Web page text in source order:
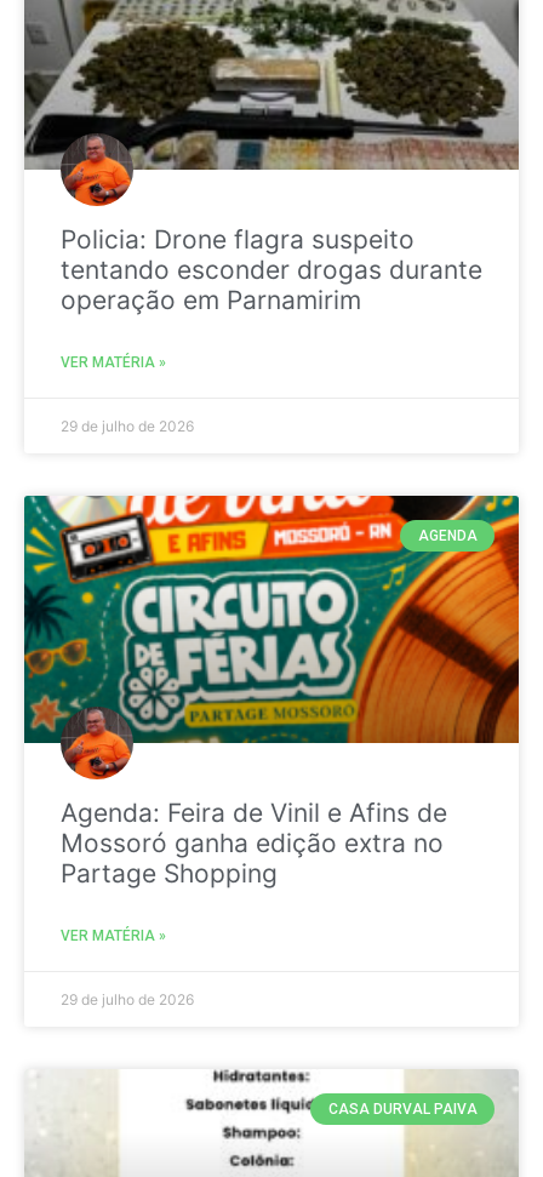
Policia: Drone flagra suspeito
tentando esconder drogas durante
operação em Parnamirim
VER MATÉRIA »
29 de julho de 2026
AGENDA
Agenda: Feira de Vinil e Afins de
Mossoró ganha edição extra no
Partage Shopping
VER MATÉRIA »
29 de julho de 2026
CASA DURVAL PAIVA